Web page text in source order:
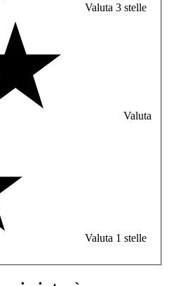
Valuta 3 stelle
Valuta
Valuta 1 stelle